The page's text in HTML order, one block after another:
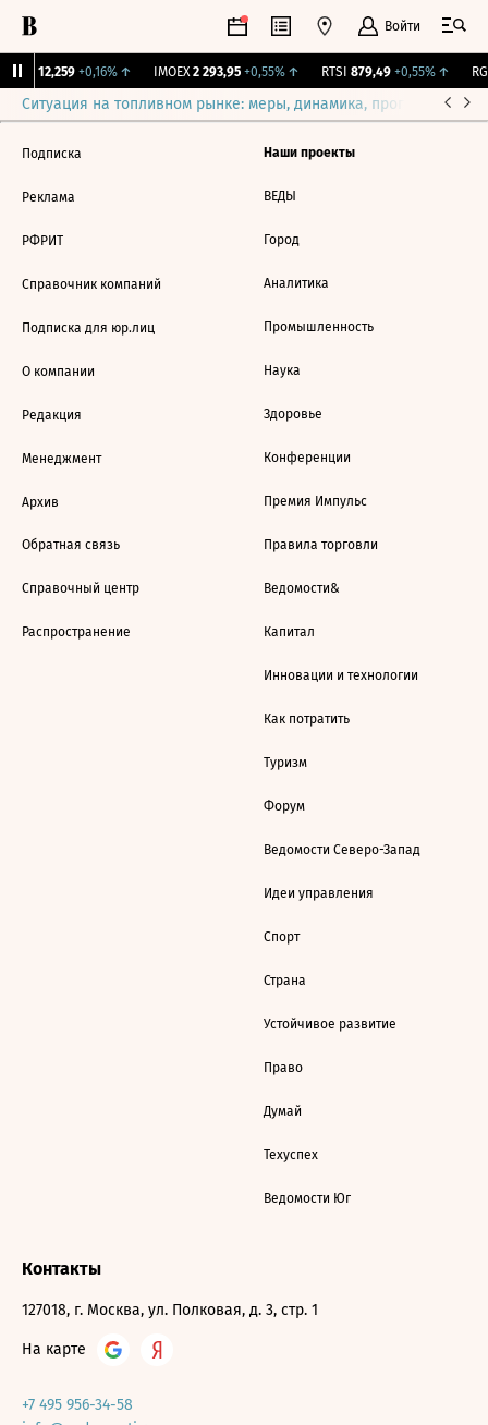
Войти
12,259 +0,16%↑ IMOEX 2 293,95 +0,55%↑ RTSI 879,49 +0,55%↑
Ситуация на топливном рынке: меры, динамика, прогнозы
Подписка
Реклама
РФРИТ
Справочник компаний
Подписка для юр.лиц
О компании
Редакция
Менеджмент
Архив
Обратная связь
Справочный центр
Распространение
Наши проекты
ВЕДЫ
Город
Аналитика
Промышленность
Наука
Здоровье
Конференции
Премия Импульс
Правила торговли
Ведомости&
Капитал
Инновации и технологии
Как потратить
Туризм
Форум
Ведомости Северо-Запад
Идеи управления
Спорт
Страна
Устойчивое развитие
Право
Думай
Техуспех
Ведомости Юг
Контакты
127018, г. Москва, ул. Полковая, д. 3, стр. 1
На карте
+7 495 956-34-58